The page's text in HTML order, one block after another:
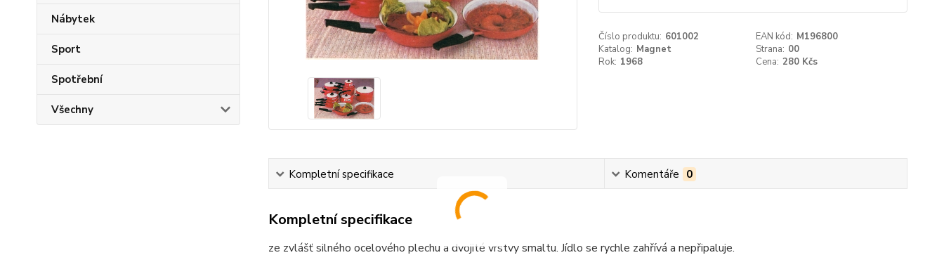
Nábytek
Sport
Spotřební
Všechny
Číslo produktu: 601002 EAN kód: M196800
Katalog: Magnet Strana: 00
Rok: 1968 Cena: 280 Kčs
Kompletní specifikace Komentáře 0
Kompletní specifikace
ze zvlášť silného ocelového plechu a dvojité vrstvy smaltu. Jídlo se rychle zahřívá a nepřipaluje.